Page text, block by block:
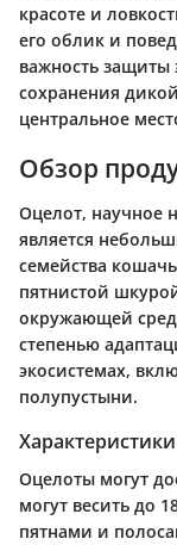
красоте и
его облик и
важность защиты
сохранения
центральное
Обзор
Оцелот, научное
является
семейства
пятнистой
окружающей
степенью
экосистемах,
полупустыни.
Оцелоты могут
могут весить до
пятнами и